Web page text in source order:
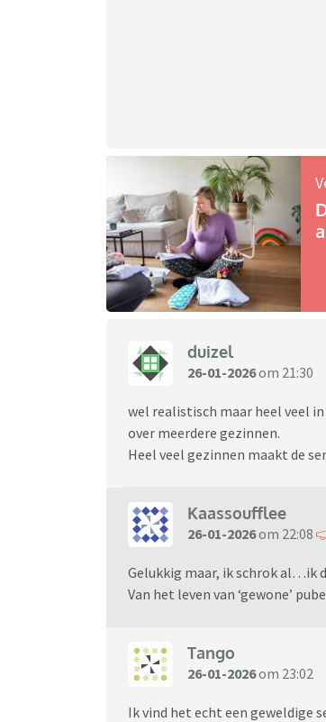
duizel
26-01-2026om 21:30
wel realistisch maar heel veel
over meerdere gezinnen.
Heel veel gezinnen maakt de
Kaassoufflee
26-01-2026om 22:08
Gelukkig maar, ik schrok al…ik
Van het leven van ‘gewone’
Tango
26-01-2026om 23:02
Ik vind het echt een geweldige